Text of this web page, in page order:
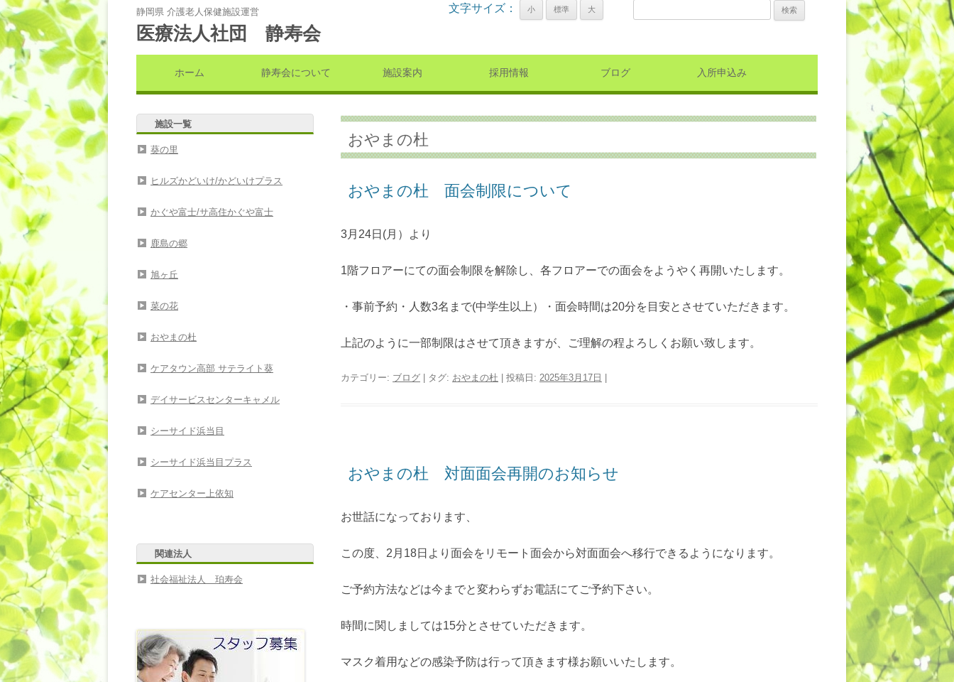
医療法人社団 静寿会
静岡県 介護老人保健施設運営 文字サイズ： 検索:
ホーム 静寿会について 施設案内 採用情報 ブログ 入所申込み
おやまの杜
おやまの杜 面会制限について
3月24日(月）より
1階フロアーにての面会制限を解除し、各フロアーでの面会をようやく再開いたします。
・事前予約・人数3名まで(中学生以上）・面会時間は20分を目安とさせていただきます。
上記のように一部制限はさせて頂きますが、ご理解の程よろしくお願い致します。
カテゴリー: ブログ | タグ: おやまの杜 | 投稿日: 2025年3月17日
おやまの杜 対面面会再開のお知らせ
お世話になっております、
この度、2月18日より面会をリモート面会から対面面会へ移行できるようになります。
ご予約方法などは今までと変わらずお電話にてご予約下さい。
時間に関しましては15分とさせていただきます。
マスク着用などの感染予防は行って頂きます様お願いいたします。
施設一覧
葵の里
ヒルズかどいけ/かどいけプラス
かぐや富士/サ高住かぐや富士
鹿島の郷
旭ヶ丘
菜の花
おやまの杜
ケアタウン高部 サテライト葵
デイサービスセンターキャメル
シーサイド浜当目
シーサイド浜当目プラス
ケアセンター上依知
関連法人
社会福祉法人 珀寿会